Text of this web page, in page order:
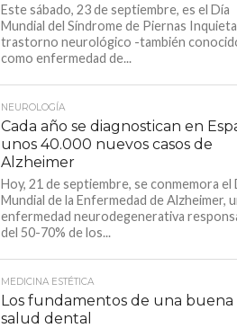
Este sábado, 23 de septiembre, es el Día
Mundial del Síndrome de Piernas
trastorno neurológico -también
como enfermedad de...
NEUROLOGÍA
Cada año se diagnostican en
unos 40.000 nuevos casos de
Alzheimer
Hoy, 21 de septiembre, se conmemora el
Mundial de la Enfermedad de Alzheimer,
enfermedad neurodegenerativa
del 50-70% de los...
MEDICINA ESTÉTICA
Los fundamentos de una buena
salud dental